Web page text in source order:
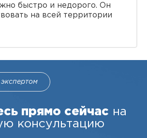
быстро и недорого. Он
на всей территории
прямо сейчас на
консультацию